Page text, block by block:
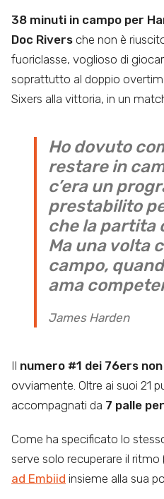
38 minuti in campo per
Doc Rivers che non è
fuoriclasse, voglioso di
soprattutto al doppio
Sixers alla vittoria, in un
Ho dovuto
restare in
c’era un
prestabilito
che la partita
Ma una volta
campo,
ama
James Harden
Il numero #1 dei 76ers
ovviamente. Oltre ai suoi 21
accompagnati da 7 palle
Come ha specificato lo
serve solo recuperare il ritmo
ad Embiid insieme alla sua